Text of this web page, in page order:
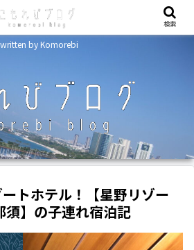
written by Komorebi
トホテル！【星野リゾー
須】の子連れ宿泊記
検索